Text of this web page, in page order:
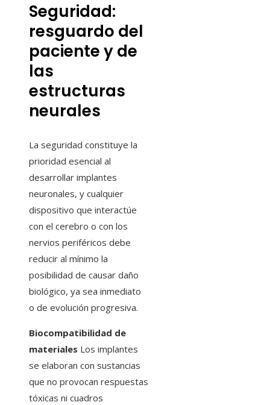
Seguridad:
resguardo del
paciente y de
las
estructuras
neurales
La seguridad constituye la
prioridad esencial al
desarrollar implantes
neuronales, y cualquier
dispositivo que interactúe
con el cerebro o con los
nervios periféricos debe
reducir al mínimo la
posibilidad de causar daño
biológico, ya sea inmediato
o de evolución progresiva.
Biocompatibilidad de
materiales Los implantes
se elaboran con sustancias
que no provocan respuestas
tóxicas ni cuadros